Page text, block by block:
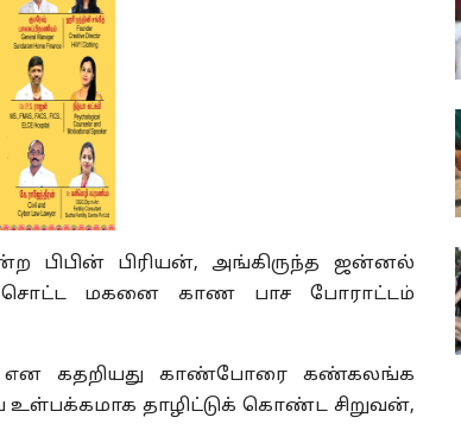
பிபின் பிரியன், அங்கிருந்த ஜன்னல்
மகனை காண பாச போராட்டம்
கதறியது காண்போரை கண்கலங்க
தாழிட்டுக் கொண்ட சிறுவன்,